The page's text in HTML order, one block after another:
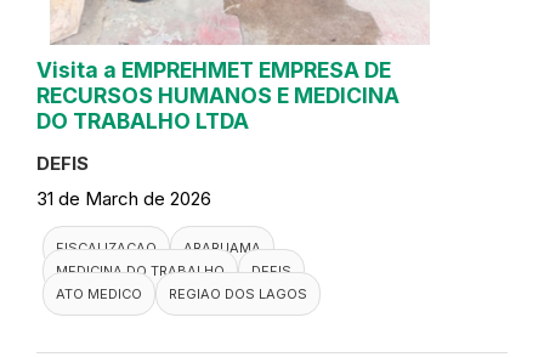
Visita a EMPREHMET EMPRESA DE
RECURSOS HUMANOS E MEDICINA
DO TRABALHO LTDA
DEFIS
31 de March de 2026
FISCALIZACAO
ARARUAMA
MEDICINA DO TRABALHO
DEFIS
ATO MEDICO
REGIAO DOS LAGOS